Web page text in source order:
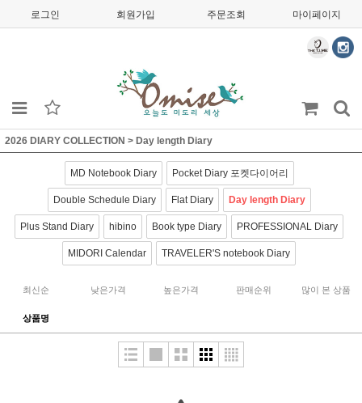
로그인 회원가입 주문조회 마이페이지
2026 DIARY COLLECTION > Day length Diary
MD Notebook Diary Pocket Diary 포켓다이어리
Double Schedule Diary Flat Diary Day length Diary
Plus Stand Diary hibino Book type Diary PROFESSIONAL Diary
MIDORI Calendar TRAVELER'S notebook Diary
최신순 낮은가격 높은가격 판매순위 많이 본 상품
상품명